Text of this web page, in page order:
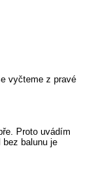
vyčteme z pravé
Proto uvádím
balunu je